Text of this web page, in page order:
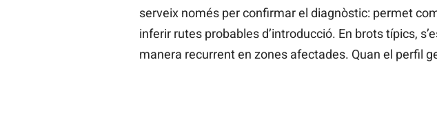
serveix només per confirmar el diagnòstic: permet
inferir rutes probables d’introducció. En brots típics,
manera recurrent en zones afectades. Quan el perfil